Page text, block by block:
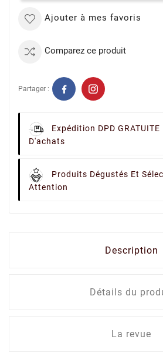
Ajouter à mes favoris
Comparez ce produit
Partager :
Expédition DPD GRATUITE
D'achats
Produits Dégustés Et
Attention
Description
Détails du
La revue